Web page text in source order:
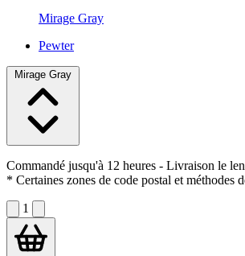
Mirage Gray
Pewter
Mirage Gray
Commandé jusqu'à 12 heures - Livraison le
* Certaines zones de code postal et méthodes
1